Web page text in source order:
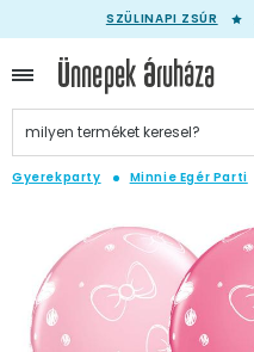
SZÜLINAPI ZSÚR
Gyerekparty Minnie Egér Parti